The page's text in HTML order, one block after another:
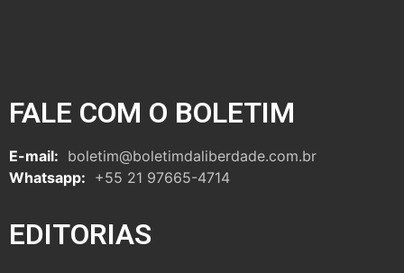
FALE COM O BOLETIM
E-mail: boletim@boletimdaliberdade.com.br
Whatsapp: +55 21 97665-4714
EDITORIAS